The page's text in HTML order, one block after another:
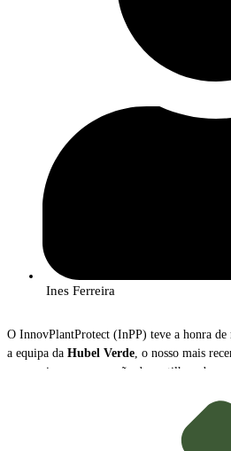
Ines Ferreira
O InnovPlantProtect (InPP) teve a honra de
a equipa da Hubel Verde, o nosso mais
proporcionou uma sessão de partilha sobre as
, Diretor